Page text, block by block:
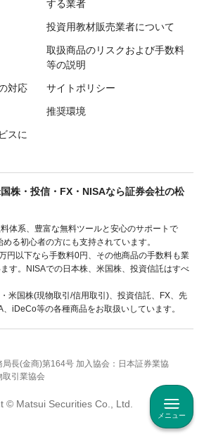
メニュー
する業者
投資用教材販売業者について
取扱商品のリスクおよび手数料
等の説明
対応 サイトポリシー
推奨環境
スに
株・投信・FX・NISAなら証券会社の松
体系、豊富な無料ツールと安心のサポートで
る初心者の方にも支持されています。
円以下なら手数料0円、その他商品の手数料も業
す。NISAでの日本株、米国株、投資信託はすべ
米国株(現物取引/信用取引)、投資信託、FX、先
iDeCo等の各種商品をお取扱いしています。
長(金商)第164号 加入協会：日本証券業協
取引業協会
© Matsui Securities Co., Ltd.